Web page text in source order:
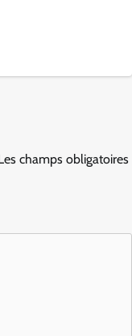
champs obligatoires